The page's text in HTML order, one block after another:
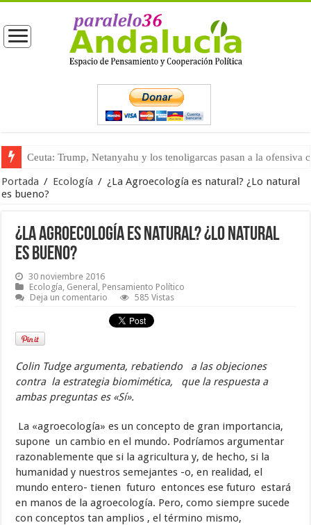
La masificación turística (tercera parte)
Portada / Ecología / ¿La Agroecología es natural? ¿Lo natural
es bueno?
¿La Agroecología es natural? ¿Lo natural
es bueno?
30 noviembre 2016
Ecología, General , Pensamiento Político
Deja un comentario
585 Vistas
Colin Tudge argumenta, rebatiendo a las objeciones
contra la estrategia biomimética, que la respuesta a
ambas preguntas es «Sí».
La «agroecología» es un concepto de gran importancia,
supone un cambio en el mundo. Podríamos argumentar
razonablemente que si la agricultura y, de hecho, si la
humanidad y nuestros semejantes -o, en realidad, el
mundo entero- tienen futuro entonces ese futuro estará
en manos de la agroecología. Pero, como siempre sucede
con conceptos tan amplios , el término mismo,